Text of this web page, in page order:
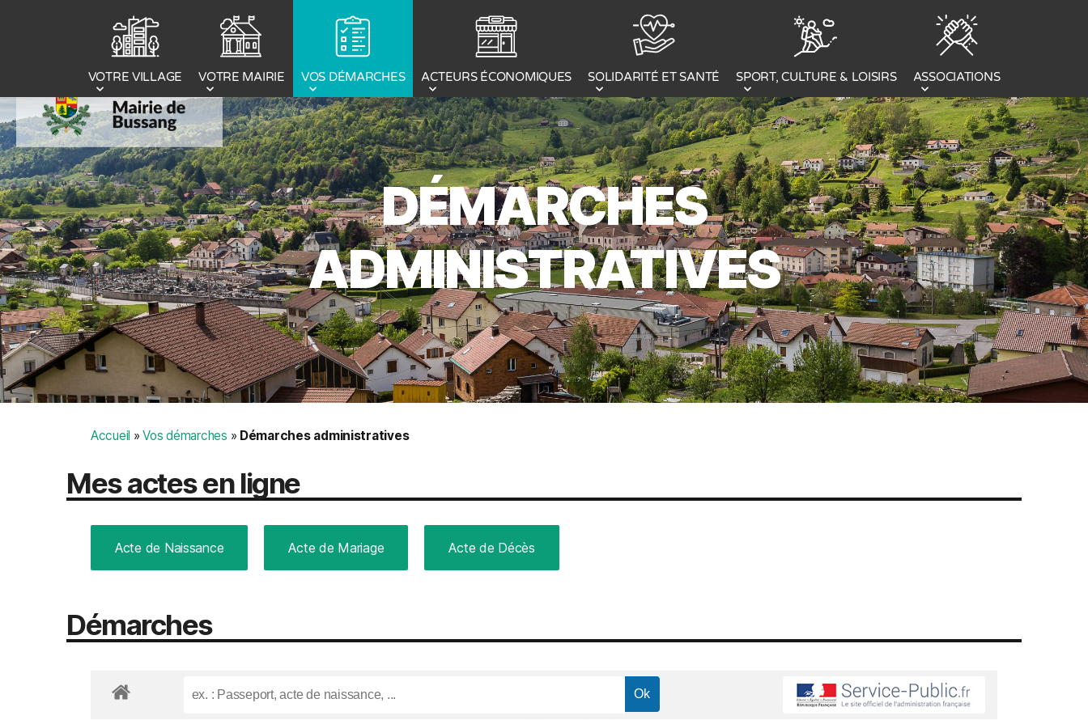
VOTRE VILLAGE VOTRE MAIRIE VOS DÉMARCHES ACTEURS ÉCONOMIQUES SOLIDARITÉ ET SANTÉ SPORT, CULTURE & LOISIRS ASSOCIATIONS
DÉMARCHES
ADMINISTRATIVES
Accueil »Vos démarches » Démarches administratives
Mes actes en ligne
Acte de Naissance Acte de Mariage Acte de Décès
Démarches